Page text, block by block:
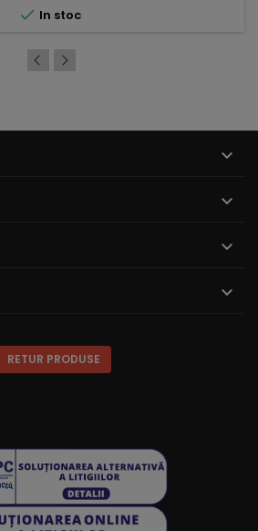
 In stoc




RETUR PRODUSE